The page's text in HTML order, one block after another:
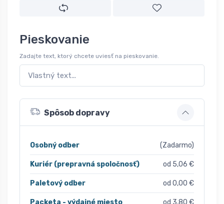
Pieskovanie
Zadajte text, ktorý chcete uviesť na pieskovanie.
Spôsob dopravy
Osobný odber (Zadarmo)
Kuriér (prepravná spoločnosť) od 5,06 €
Paletový odber od 0,00 €